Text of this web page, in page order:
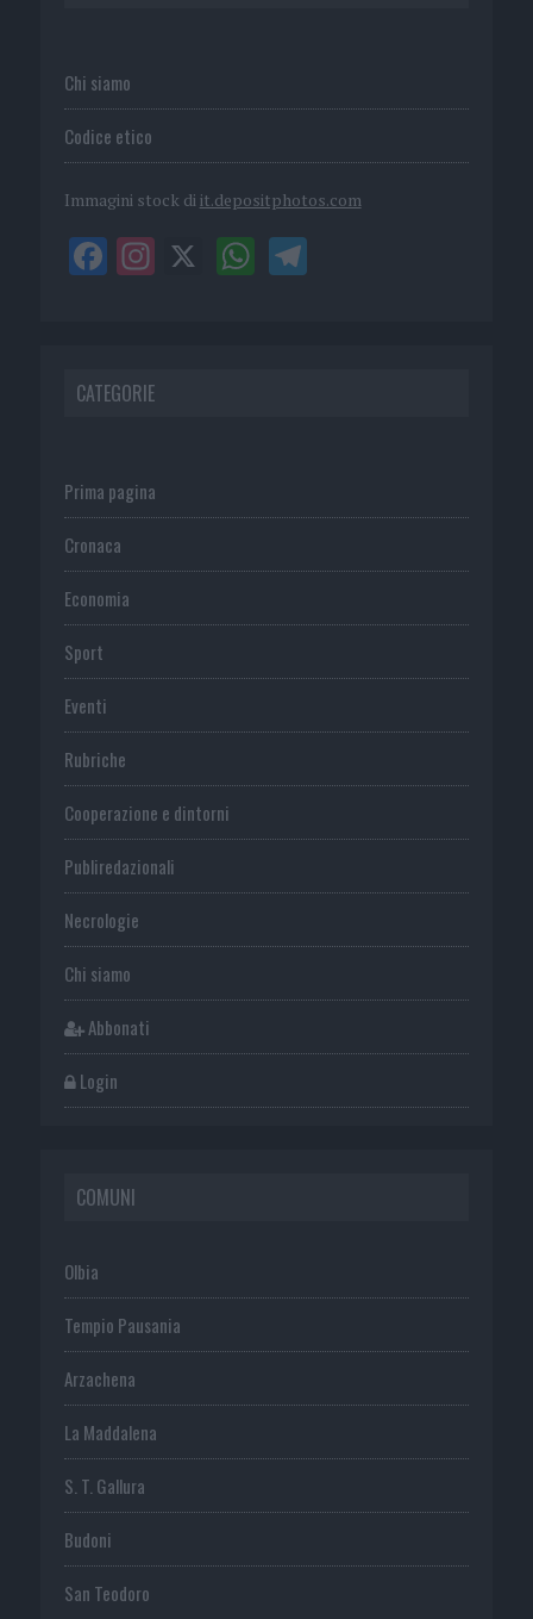
Chi siamo
Codice etico
Immagini stock di it.depositphotos.com
CATEGORIE
Prima pagina
Cronaca
Economia
Sport
Eventi
Rubriche
Cooperazione e dintorni
Publiredazionali
Necrologie
Chi siamo
Abbonati
Login
COMUNI
Olbia
Tempio Pausania
Arzachena
La Maddalena
S. T. Gallura
Budoni
San Teodoro